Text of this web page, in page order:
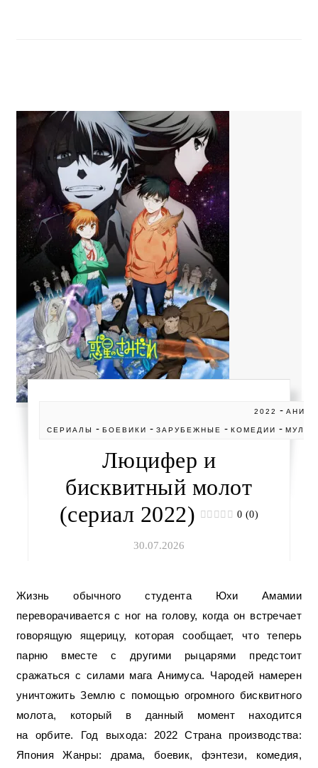
2022 -
СЕРИАЛЫ -БОЕВИКИ -ЗАРУБЕЖНЫЕ -КОМЕДИИ -
Люцифер и
бисквитный молот
(сериал 2022)
0 (0)
30.07.2026
Жизнь обычного студента Юхи Амамии
переворачивается с ног на голову, когда он встречает
говорящую ящерицу, которая сообщает, что теперь
парню вместе с другими рыцарями предстоит
сражаться с силами мага Анимуса. Чародей намерен
уничтожить Землю с помощью огромного бисквитного
молота, который в данный момент находится
на орбите. Год выхода: 2022 Страна производства:
Япония Жанры: драма, боевик, фэнтези, комедия,